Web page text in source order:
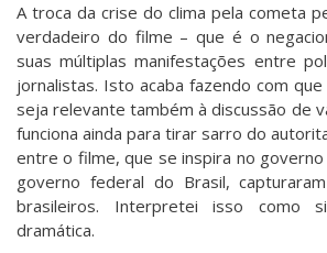
A troca da crise do clima pela cometa
verdadeiro do filme – que é o
suas múltiplas manifestações entre
jornalistas. Isto acaba fazendo com que
seja relevante também à discussão de
funciona ainda para tirar sarro do
entre o filme, que se inspira no
governo federal do Brasil,
brasileiros. Interpretei isso como
dramática.